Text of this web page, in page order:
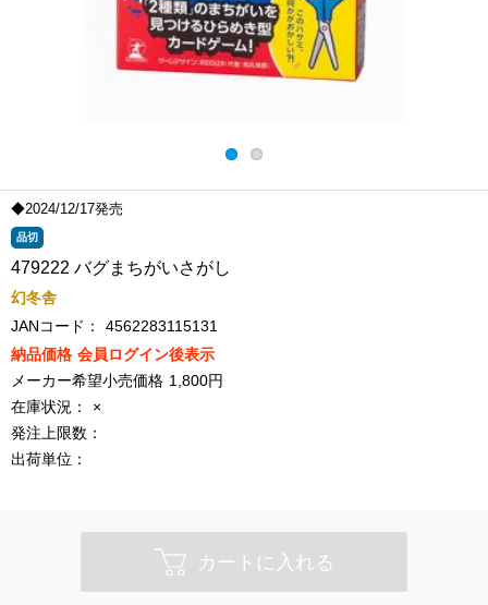
◆2024/12/17発売
品切
479222 バグまちがいさがし
幻冬舎
JANコード：
4562283115131
納品価格 会員ログイン後表示
メーカー希望小売価格 1,800円
在庫状況：
×
発注上限数：
出荷単位：
カートに入れる